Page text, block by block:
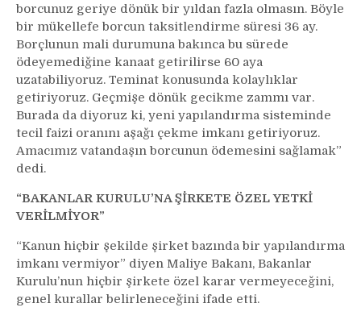
borcunuz geriye dönük bir yıldan fazla olmasın. Böyle
bir mükellefe borcun taksitlendirme süresi 36 ay.
Borçlunun mali durumuna bakınca bu sürede
ödeyemediğine kanaat getirilirse 60 aya
uzatabiliyoruz. Teminat konusunda kolaylıklar
getiriyoruz. Geçmişe dönük gecikme zammı var.
Burada da diyoruz ki, yeni yapılandırma sisteminde
tecil faizi oranını aşağı çekme imkanı getiriyoruz.
Amacımız vatandaşın borcunun ödemesini sağlamak”
dedi.
“BAKANLAR KURULU’NA ŞİRKETE ÖZEL YETKİ
VERİLMİYOR”
“Kanun hiçbir şekilde şirket bazında bir yapılandırma
imkanı vermiyor” diyen Maliye Bakanı, Bakanlar
Kurulu’nun hiçbir şirkete özel karar vermeyeceğini,
genel kurallar belirleneceğini ifade etti.